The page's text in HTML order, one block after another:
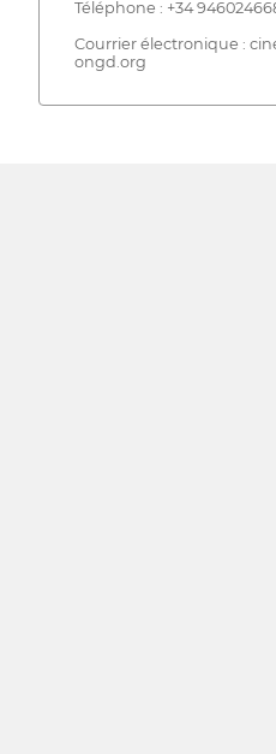
Téléphone : +34
Courrier électronique :
ongd.org